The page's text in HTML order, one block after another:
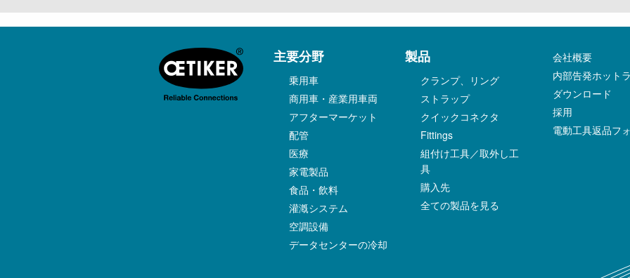
主要分野
乗用車
商用車・産業用車両
アフターマーケット
配管
医療
家電製品
食品・飲料
灌漑システム
空調設備
データセンターの冷却
製品
クランプ、リング
ストラップ
クイックコネクタ
Fittings
組付け工具／取外し工
具
購入先
全ての製品を見る
会社概要
内部告発ホット
ダウンロード
採用
電動工具返品フ